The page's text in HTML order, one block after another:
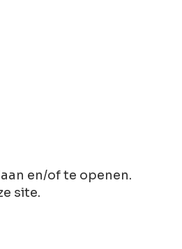
en/of te openen.
site.